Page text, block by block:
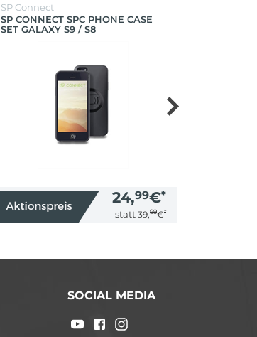
SP Connect
SP CONNECT SPC PHONE CASE
SET GALAXY S9 / S8
24,99€*
statt 39,99€*
SOCIAL MEDIA